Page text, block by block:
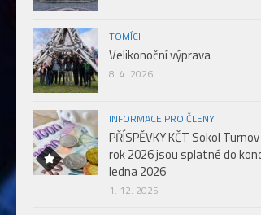
TOMÍCI
Velikonoční výprava
8. 4. 2026
INFORMACE PRO ČLENY
PŘÍSPĚVKY KČT Sokol
rok 2026 jsou splatné do
ledna 2026
1. 12. 2025